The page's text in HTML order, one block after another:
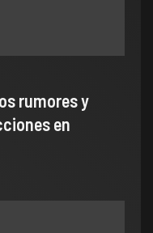
rumores y
en